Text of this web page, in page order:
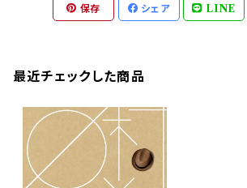
保存 シェア LINE
最近チェックした商品